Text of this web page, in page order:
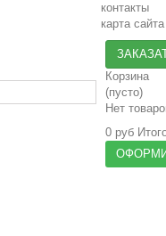
контакты
карта сайта
Корзина
(пусто)
Нет
0 руб